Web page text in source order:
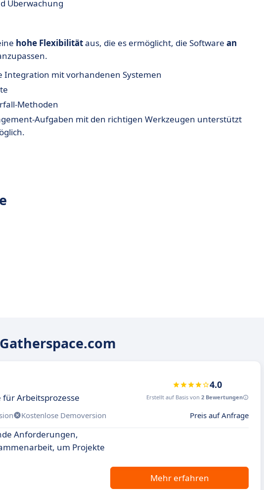
Überwachung
hohe Flexibilitätaus, die es ermöglicht, die Software an
Integration mit vorhandenen Systemen
Methoden
Aufgaben mit den richtigen Werkzeugen unterstützt
Arbeitsprozesse
4.0
Erstellt auf Basis von 2 Bewertungen
Kostenlose Demoversion Preis auf Anfrage
Anforderungen,
um Projekte
Mehr erfahren